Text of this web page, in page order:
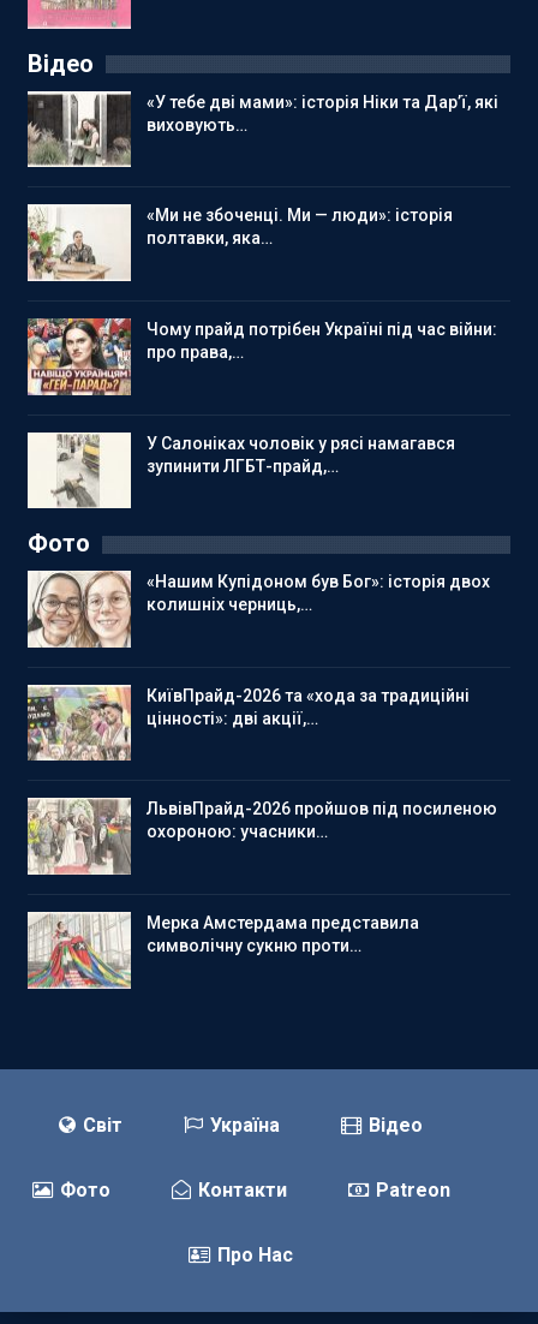
Відео
«У тебе дві мами»: історія Ніки та Дар’ї, які
виховують…
«Ми не збоченці. Ми — люди»: історія
полтавки, яка…
Чому прайд потрібен Україні під час війни:
про права,…
У Салоніках чоловік у рясі намагався
зупинити ЛГБТ-прайд,…
Фото
«Нашим Купідоном був Бог»: історія двох
колишніх черниць,…
КиївПрайд-2026 та «хода за традиційні
цінності»: дві акції,…
ЛьвівПрайд-2026 пройшов під посиленою
охороною: учасники…
Мерка Амстердама представила
символічну сукню проти…
Світ Україна Відео
Фото Контакти Patreon
Про Нас